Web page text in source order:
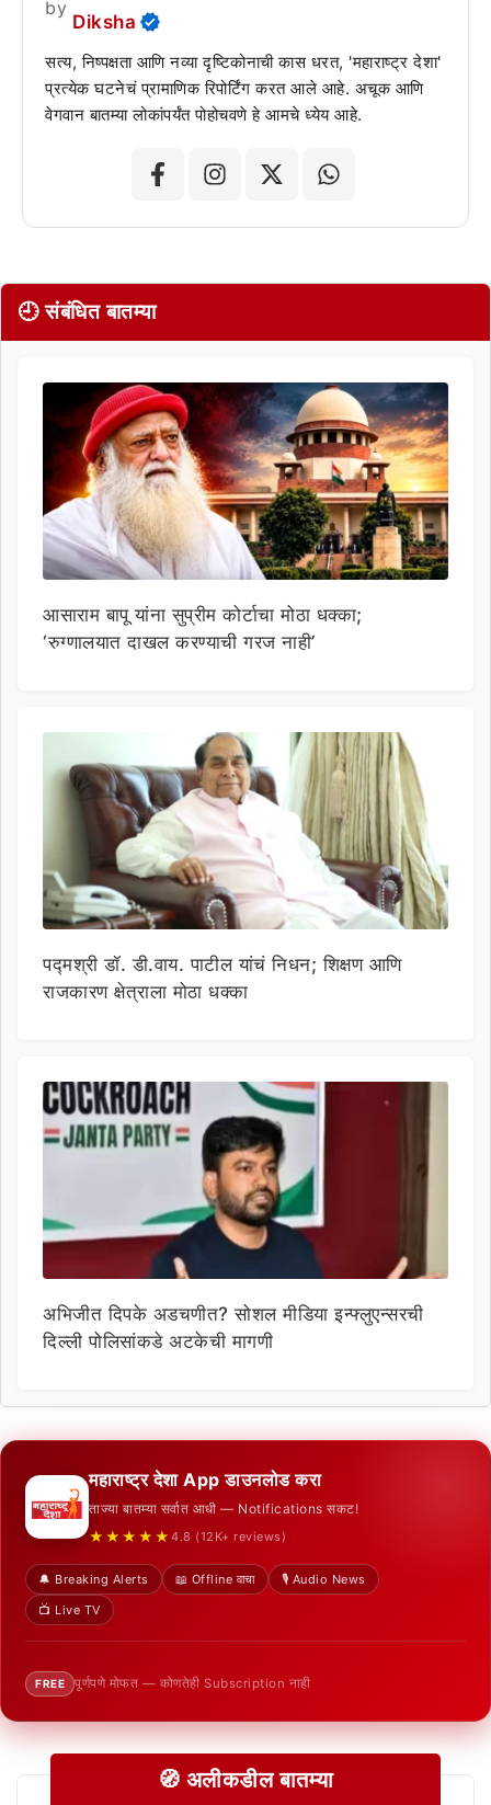
by
Diksha
सत्य, निष्पक्षता आणि नव्या दृष्टिकोनाची कास धरत, 'महाराष्ट्र देशा'
प्रत्येक घटनेचं प्रामाणिक रिपोर्टिंग करत आले आहे. अचूक आणि
वेगवान बातम्या लोकांपर्यंत पोहोचवणे हे आमचे ध्येय आहे.
🕘 संबंधित बातम्या
आसाराम बापू यांना सुप्रीम कोर्टाचा मोठा धक्का;
‘रुग्णालयात दाखल करण्याची गरज नाही’
पद्मश्री डॉ. डी.वाय. पाटील यांचं निधन; शिक्षण आणि
राजकारण क्षेत्राला मोठा धक्का
अभिजीत दिपके अडचणीत? सोशल मीडिया इन्फ्लुएन्सरची
दिल्ली पोलिसांकडे अटकेची मागणी
महाराष्ट्र देशा App डाउनलोड करा
ताज्या बातम्या सर्वात आधी — Notifications सकट!
★★★★★ 4.8 (12K+ reviews)
🔔 Breaking Alerts 📖 Offline वाचा
🎙️ Audio News
📺 Live TV
FREE पूर्णपणे मोफत — कोणतेही Subscription नाही
🧭 अलीकडील बातम्या